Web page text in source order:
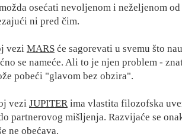
osećati nevoljenom i neželjenom
ni pred čim.
vezi MARS će sagorevati u svemu što
se nameće. Ali to je njen problem -
pobeći "glavom bez obzira".
vezi JUPITER ima vlastita filozofska
partnerovog mišljenja. Razvijaće se
ne obećava.